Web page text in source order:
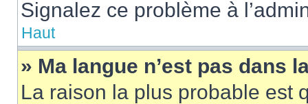
Signalez ce problème à
Haut
» Ma langue n’est pas dans
La raison la plus probable est